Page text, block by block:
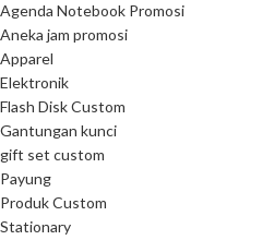
Agenda Notebook Promosi
Aneka jam promosi
Apparel
Elektronik
Flash Disk Custom
Gantungan kunci
gift set custom
Payung
Produk Custom
Stationary